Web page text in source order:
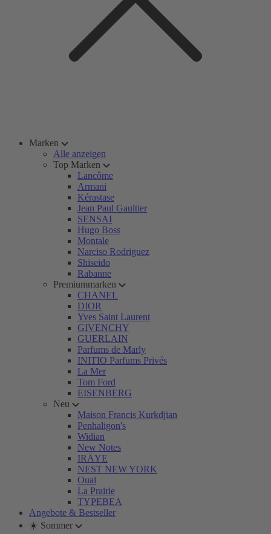
Marken
Alle anzeigen
Top Marken
Lancôme
Armani
Kérastase
Jean Paul Gaultier
SENSAI
Hugo Boss
Montale
Narciso Rodriguez
Shiseido
Rabanne
Premiummarken
CHANEL
DIOR
Yves Saint Laurent
GIVENCHY
GUERLAIN
Parfums de Marly
INITIO Parfums Privés
La Mer
Tom Ford
EISENBERG
Neu
Maison Francis Kurkdjian
Penhaligon's
Widian
New Notes
IRÄYE
NEST NEW YORK
Ouai
La Prairie
TYPEBEA
Angebote & Bestseller
☀️ Sommer